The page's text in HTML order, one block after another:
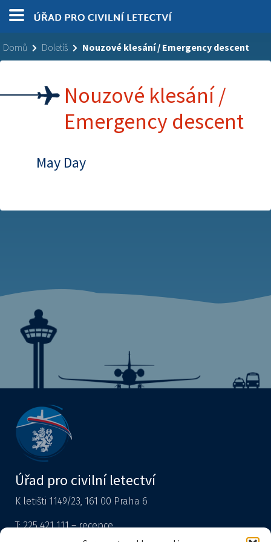
Domů Doletíš Nouzové klesání / Emergency descent
Nouzové klesání /
Emergency descent
May Day
Úřad pro civilní letectví
K letišti 1149/23, 161 00 Praha 6
T: 225 421 111 – recepce